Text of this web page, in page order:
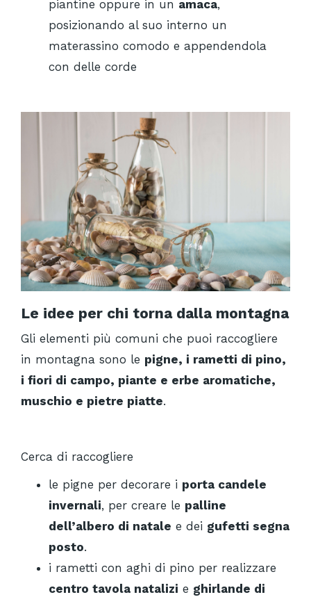
piantine oppure in un amaca,
posizionando al suo interno un
materassino comodo e appendendola
con delle corde
Le idee per chi torna dalla montagna
Gli elementi più comuni che puoi raccogliere
in montagna sono le pigne, i rametti di pino,
i fiori di campo, piante e erbe aromatiche,
muschio e pietre piatte.
Cerca di raccogliere
le pigne per decorare i porta candele
invernali, per creare le palline
dell’albero di natale e dei gufetti segna
posto.
i rametti con aghi di pino per realizzare
centro tavola natalizi e ghirlande di